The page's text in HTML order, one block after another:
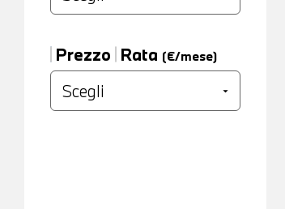
Prezzo Rata (€/mese)